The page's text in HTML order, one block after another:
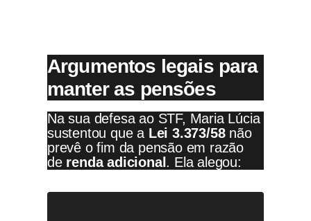
Argumentos legais para
manter as pensões
Na sua defesa ao STF, Maria Lúcia
sustentou que a Lei 3.373/58não
prevê o fim da pensão em razão
de renda adicional . Ela alegou: